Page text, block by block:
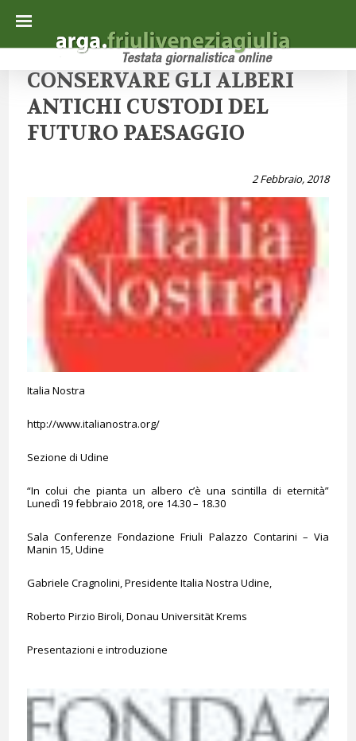
CONSERVARE GLI ALBERI
ANTICHI CUSTODI DEL
FUTURO PAESAGGIO
2 Febbraio, 2018
Italia Nostra
http://www.italianostra.org/
Sezione di Udine
“In colui che pianta un albero c’è una scintilla di eternità”
Lunedì 19 febbraio 2018, ore 14.30 – 18.30
Sala Conferenze Fondazione Friuli Palazzo Contarini – Via
Manin 15, Udine
Gabriele Cragnolini, Presidente Italia Nostra Udine,
Roberto Pirzio Biroli, Donau Universität Krems
Presentazioni e introduzione